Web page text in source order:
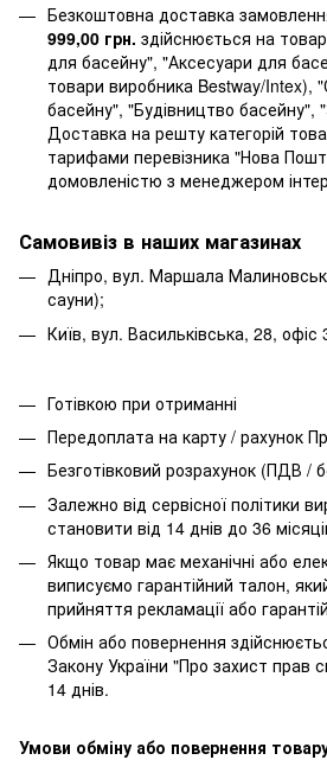
Безкоштовна доставка
999,00 грн. здійснюється на
для басейну", "Аксесуари для
товари виробника Bestway/Intex),
басейну", "Будівництво басейну",
Доставка на решту категорій
тарифами перевізника "Нова
домовленістю з менеджером
Самовивіз в наших магазинах
Дніпро, вул. Маршала
сауни);
Київ, вул. Васильківська, 28,
Готівкою при отриманні
Передоплата на карту / рахунок
Безготівковий розрахунок (ПДВ /
Залежно від сервісної політики
становити від 14 днів до 36
Якщо товар має механічні або
виписуємо гарантійний талон,
прийняття рекламації або
Обмін або повернення
Закону України "Про захист прав
14 днів.
Умови обміну або повернення